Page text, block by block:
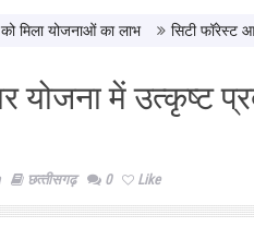
योजनाओं का लाभ सिटी फॉरेस्ट आने
योजना में उत्कृष्ट
छत्‍तीसगढ़ 0 Like